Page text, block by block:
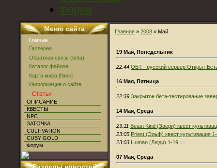
Форум
Меню сайта
Глвная
Галлерея
Обратная связь (beta)
Каталог файлов
Карта мира [flash]
Информация о сайте
Статьи
ОПИСАНИЕ
КВЕСТЫ
NPC
ЗАТОЧКА
CULTIVATION
CUBY GOLD
Форум
Главная » 2008 » Май
19 Мая, Понедельник
22:44 ОБТ - русский сервер Открыт
16 Мая, Пятница
22:39 Закрытое бета-тестирование
14 Мая, Среда
23:11 Beast Kind (Звери) квест
23:05 Priest (Эльф) квест культивация
23:03 Human (Люди) 1-19 (4)
07 Мая, Среда